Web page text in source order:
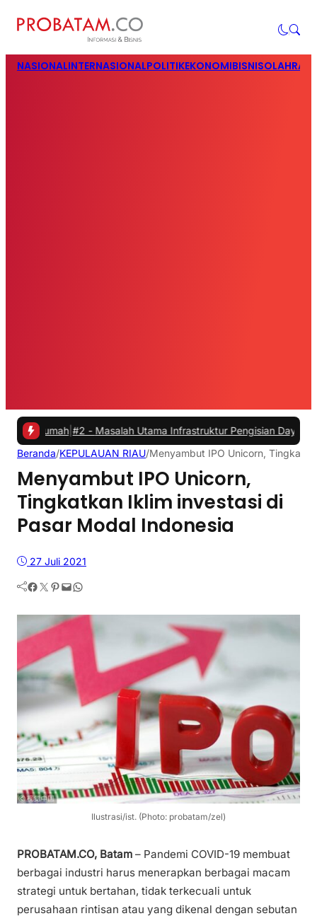
NASIONALINTERNASIONALPOLITIKEKONOMIBISNIS
#2 -Masalah Utama Infrastruktur Pengisian Daya untuk Mobil
Beranda/KEPULAUAN RIAU/Menyambut IPO Unicorn,
Menyambut IPO Unicorn,
Tingkatkan Iklim investasi di
Pasar Modal Indonesia
27 Juli 2021
Facebook Twitter Pinterest Mail WhatsApp
Ilustrasi/ist. (Photo: probatam/zel)
PROBATAM.CO, Batam – Pandemi COVID-19 membuat
berbagai industri harus menerapkan berbagai macam
strategi untuk bertahan, tidak terkecuali untuk
perusahaan rintisan atau yang dikenal dengan sebutan